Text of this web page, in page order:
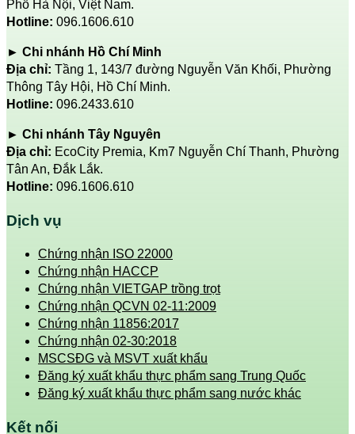
Phố Hà Nội, Việt Nam.
Hotline: 096.1606.610
► Chi nhánh Hồ Chí Minh
Địa chỉ: Tầng 1, 143/7 đường Nguyễn Văn Khối, Phường
Thông Tây Hội, Hồ Chí Minh.
Hotline: 096.2433.610
► Chi nhánh Tây Nguyên
Địa chỉ: EcoCity Premia, Km7 Nguyễn Chí Thanh, Phường
Tân An, Đắk Lắk.
Hotline: 096.1606.610
Dịch vụ
Chứng nhận ISO 22000
Chứng nhận HACCP
Chứng nhận VIETGAP trồng trọt
Chứng nhận QCVN 02-11:2009
Chứng nhận 11856:2017
Chứng nhận 02-30:2018
MSCSĐG và MSVT xuất khẩu
Đăng ký xuất khẩu thực phẩm sang Trung Quốc
Đăng ký xuất khẩu thực phẩm sang nước khác
Kết nối